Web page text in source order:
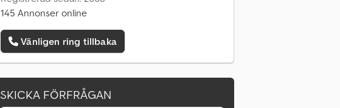
145 Annonser online
Vänligen ring tillbaka
SKICKA FÖRFRÅGAN